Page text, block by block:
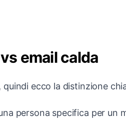
email calda
ecco la distinzione
persona specifica per un